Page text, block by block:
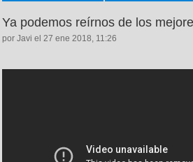
Ya podemos reírnos de los
por Javi el 27 ene 2018, 11:26